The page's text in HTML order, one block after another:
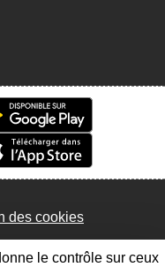
des cookies
le contrôle sur ceux